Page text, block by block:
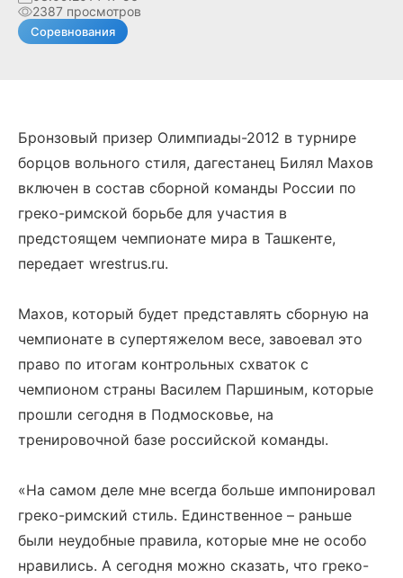
2387 просмотров
Соревнования
Бронзовый призер Олимпиады-2012 в турнире
борцов вольного стиля, дагестанец Билял Махов
включен в состав сборной команды России по
греко-римской борьбе для участия в
предстоящем чемпионате мира в Ташкенте,
передает wrestrus.ru.
Махов, который будет представлять сборную на
чемпионате в супертяжелом весе, завоевал это
право по итогам контрольных схваток с
чемпионом страны Василем Паршиным, которые
прошли сегодня в Подмосковье, на
тренировочной базе российской команды.
«На самом деле мне всегда больше импонировал
греко-римский стиль. Единственное – раньше
были неудобные правила, которые мне не особо
нравились. А сегодня можно сказать, что греко-